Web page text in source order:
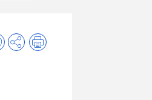
Citer
cette
PartagerImpression